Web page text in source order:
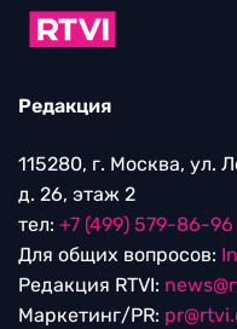
Редакция
115280, г. Москва, ул.
д. 26, этаж 2
тел: +7 (499) 579-86-96
Для общих вопросов:
Редакция RTVI:
Маркетинг/PR: